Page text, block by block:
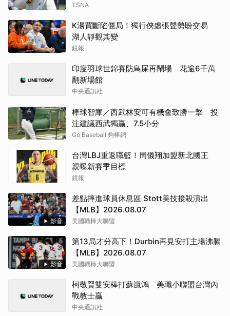
TSNA
K湯買斷陷僵局！獨行俠虛張聲勢盼交易
湖人靜觀其變
鏡報
印度羽球世錦賽防鳥屎再鬧場 花逾6千萬
翻新場館
中央通訊社
棒球智庫／西武林安可有機會致勝一擊 投
注建議西武獨贏、7.5小分
Go Baseball 夠棒網
台灣LBJ重返職籃！周儀翔加盟新北國王
親曝新賽季目標
鏡報
影音
差點摔進球員休息區 Stott美技接殺演出
【MLB】2026.08.07
美國職棒大聯盟
影音
第13局才分高下！Durbin再見安打主場沸騰
【MLB】2026.08.07
美國職棒大聯盟
柯敬賢雙安棒打蘇嵐鴻 美職小聯盟台灣內
戰教士贏
中央通訊社